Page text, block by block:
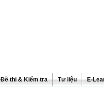
Đề thi & Kiểm tra Tư liệu E-